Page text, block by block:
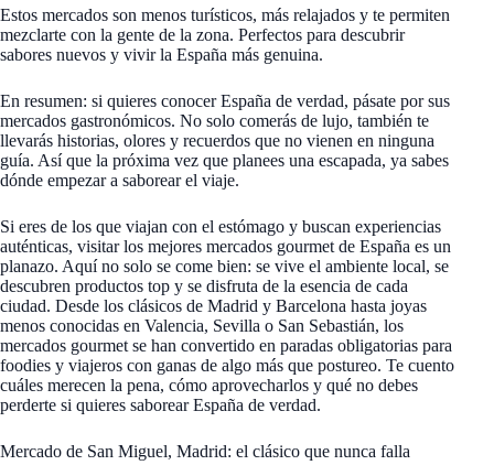
Estos mercados son menos turísticos, más relajados y te permiten
mezclarte con la gente de la zona. Perfectos para descubrir
sabores nuevos y vivir la España más genuina.
En resumen: si quieres conocer España de verdad, pásate por sus
mercados gastronómicos. No solo comerás de lujo, también te
llevarás historias, olores y recuerdos que no vienen en ninguna
guía. Así que la próxima vez que planees una escapada, ya sabes
dónde empezar a saborear el viaje.
Si eres de los que viajan con el estómago y buscan experiencias
auténticas, visitar los mejores mercados gourmet de España es un
planazo. Aquí no solo se come bien: se vive el ambiente local, se
descubren productos top y se disfruta de la esencia de cada
ciudad. Desde los clásicos de Madrid y Barcelona hasta joyas
menos conocidas en Valencia, Sevilla o San Sebastián, los
mercados gourmet se han convertido en paradas obligatorias para
foodies y viajeros con ganas de algo más que postureo. Te cuento
cuáles merecen la pena, cómo aprovecharlos y qué no debes
perderte si quieres saborear España de verdad.
Mercado de San Miguel, Madrid: el clásico que nunca falla